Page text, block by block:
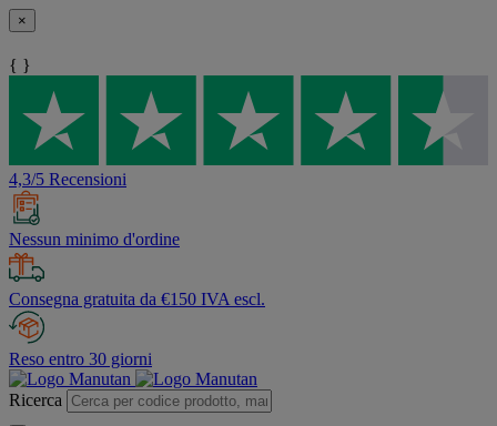
×
{ }
4,3/5 Recensioni
Nessun minimo d'ordine
Consegna gratuita da €150 IVA escl.
Reso entro 30 giorni
Ricerca